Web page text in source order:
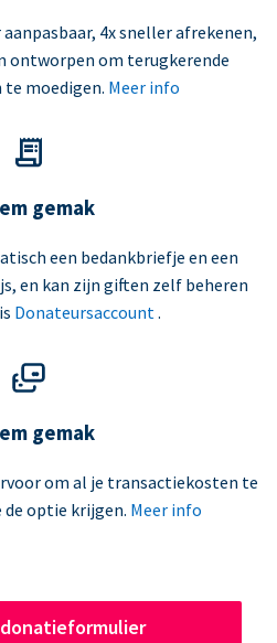
4x sneller afrekenen,
ontworpen om terugkerende
te moedigen. Meer info
gemak
een bedankbriefje en een
en kan zijn giften zelf beheren
Donateursaccount.
gemak
om al je transactiekosten te
de optie krijgen. Meer info
donatieformulier